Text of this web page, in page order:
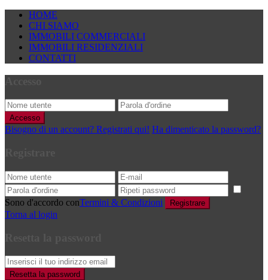
HOME
CHI SIAMO
IMMOBILI COMMERCIALI
IMMOBILI RESIDENZIALI
CONTATTI
Accesso
Bisogno di un account? Registrati qui! Ha dimenticato la password?
Sono d'accordo conTermini & Condizioni Registrare
Torna al login
Resetta la password